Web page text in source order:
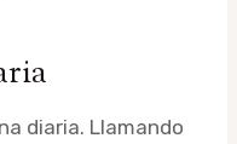
diaria. Llamando